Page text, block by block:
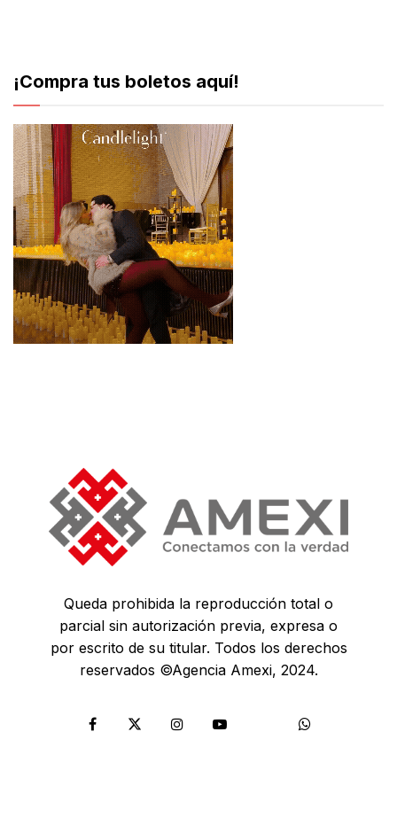
¡Compra tus boletos aquí!
Queda prohibida la reproducción total o
parcial sin autorización previa, expresa o
por escrito de su titular. Todos los derechos
reservados ©Agencia Amexi, 2024.